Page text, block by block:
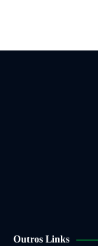
Outros Links